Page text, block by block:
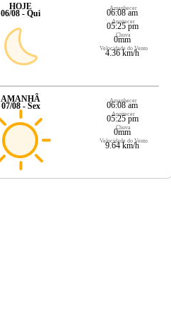
HOJE
06/08 - Qui
Amanhecer
06:08 am
Anoitecer
05:25 pm
Chuva
0mm
Velocidade do Vento
4.36 km/h
AMANHÃ
07/08 - Sex
Amanhecer
06:08 am
Anoitecer
05:25 pm
Chuva
0mm
Velocidade do Vento
9.64 km/h